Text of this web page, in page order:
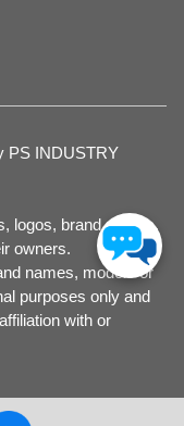
PS INDUSTRY
logos, brand names,
owners.
names, models or
purposes only and
with or